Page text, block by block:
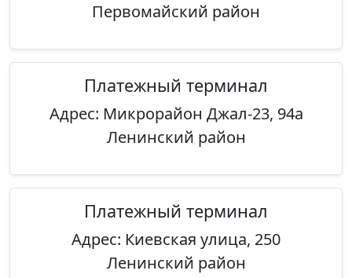
Первомайский район
Платежный терминал
Адрес: Микрорайон Джал-23, 94а
Ленинский район
Платежный терминал
Адрес: Киевская улица, 250
Ленинский район